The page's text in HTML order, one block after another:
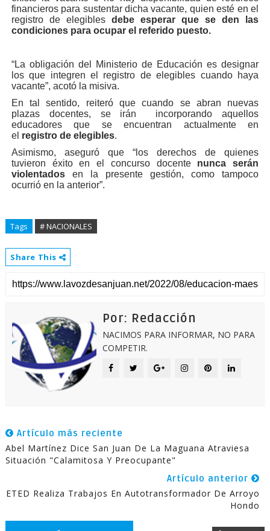
financieros para sustentar dicha vacante, quien esté en el
registro de elegibles debe esperar que se den las
condiciones para ocupar el referido puesto.
“La obligación del Ministerio de Educación es designar
los que integren el registro de elegibles cuando haya
vacante”, acotó la misiva.
En tal sentido, reiteró que cuando se abran nuevas
plazas docentes, se irán incorporando aquellos
educadores que se encuentran actualmente en
el registro de elegibles.
Asimismo, aseguró que “los derechos de quienes
tuvieron éxito en el concurso docente nunca serán
violentadosen la presente gestión, como tampoco
ocurrió en la anterior”.
Tags # NACIONALES
Share This
Por: Redacción
NACIMOS PARA INFORMAR, NO PARA
COMPETIR.
Artículo más reciente
Abel Martínez Dice San Juan De La Maguana Atraviesa
Situación "calamitosa Y Preocupante"
Artículo anterior
ETED Realiza Trabajos En Autotransformador De Arroyo
Hondo